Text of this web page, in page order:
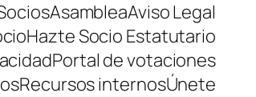
AsambleaAviso Legal
Hazte Socio Estatutario
Portal de votaciones
Recursos internosÚnete